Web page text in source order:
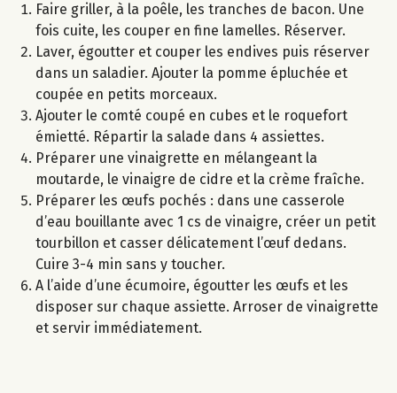
Faire griller, à la poêle, les tranches de bacon. Une
fois cuite, les couper en fine lamelles. Réserver.
Laver, égoutter et couper les endives puis réserver
dans un saladier. Ajouter la pomme épluchée et
coupée en petits morceaux.
Ajouter le comté coupé en cubes et le roquefort
émietté. Répartir la salade dans 4 assiettes.
Préparer une vinaigrette en mélangeant la
moutarde, le vinaigre de cidre et la crème fraîche.
Préparer les œufs pochés : dans une casserole
d’eau bouillante avec 1 cs de vinaigre, créer un petit
tourbillon et casser délicatement l’œuf dedans.
Cuire 3-4 min sans y toucher.
A l’aide d’une écumoire, égoutter les œufs et les
disposer sur chaque assiette. Arroser de vinaigrette
et servir immédiatement.